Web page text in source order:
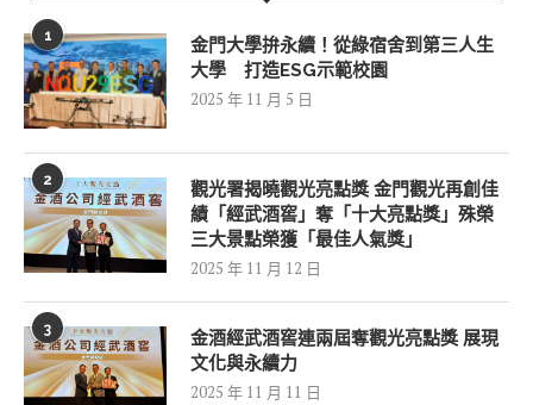
1
金門大學拚永續！從綠宿舍到第三人生
大學 打造ESG示範校園
2025 年 11 月 5 日
2
觀光署揭曉觀光亮點獎 金門觀光再創佳
績「經武酒窖」奪「十大亮點獎」殊榮
三大景點榮獲「最佳人氣獎」
2025 年 11 月 12 日
3
金酒經武酒窖連兩屆奪觀光亮點獎 展現
文化與永續力
2025 年 11 月 11 日